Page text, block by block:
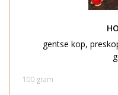
gentse kop,
100 gram